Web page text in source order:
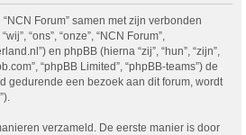
Forum” samen met zijn verbonden
“ons”, “onze”, “NCN Forum”,
en phpBB (hierna “zij”, “hun”, “zijn”,
“phpBB Limited”, “phpBB-teams”) de
gedurende een bezoek aan dit forum, wordt
verzameld. De eerste manier is door